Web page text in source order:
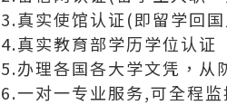
3.真实使馆认证(即留学回
4.真实教育部学历学位认证
5.办理各国各大学文凭，
6.一对一专业服务,可全程监